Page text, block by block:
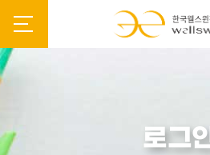
로그